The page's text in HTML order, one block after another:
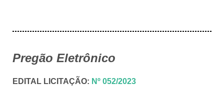
Pregão Eletrônico
EDITAL LICITAÇÃO: Nº 052/2023